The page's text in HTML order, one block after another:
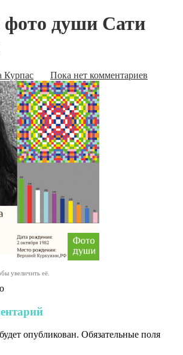
души Сати
Курпас Пока нет комментариев
увеличить её.
опубликован. Обязательные поля